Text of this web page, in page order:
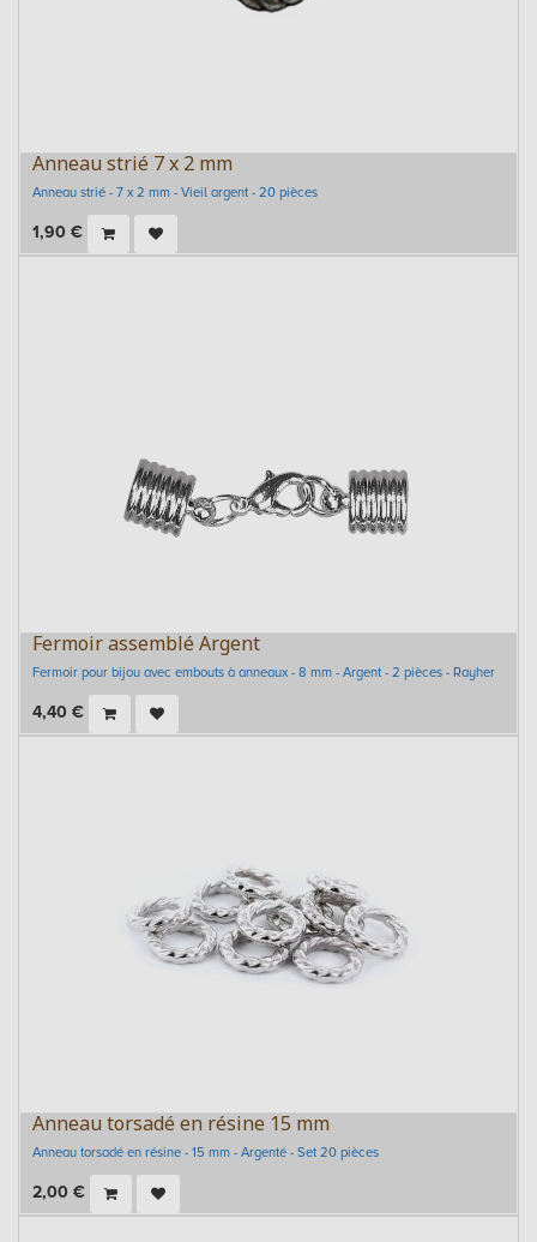
Anneau strié 7 x 2 mm
Anneau strié - 7 x 2 mm - Vieil argent - 20 pièces
1,90 €
Fermoir assemblé Argent
Fermoir pour bijou avec embouts à anneaux - 8 mm - Argent - 2 pièces - Rayher
4,40 €
Anneau torsadé en résine 15 mm
Anneau torsadé en résine - 15 mm - Argenté - Set 20 pièces
2,00 €